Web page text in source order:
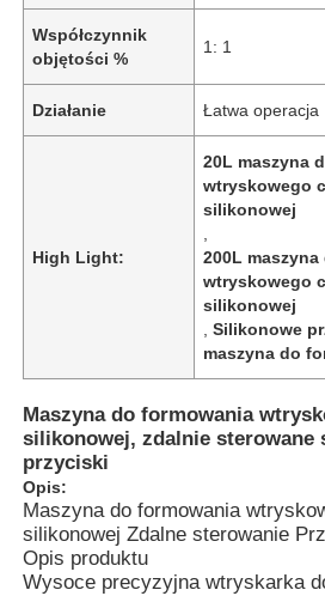
Współczynnik
objętości %
1: 1
Działanie Łatwa operacja
High Light:
20L maszyna
wtryskowego
silikonowej
200L
wtryskowego
silikonowej
,Silikonowe
maszyna do
Maszyna do formowania
silikonowej, zdalnie sterowane
przyciski
Opis:
Maszyna do formowania
silikonowej Zdalne sterowanie
Opis produktu
Wysoce precyzyjna wtryskarka